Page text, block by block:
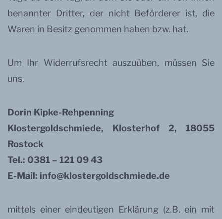
benannter Dritter, der nicht Beförderer ist, die
Waren in Besitz genommen haben bzw. hat.
Um Ihr Widerrufsrecht auszuüben, müssen Sie
uns,
Dorin Kipke-Rehpenning
Klostergoldschmiede, Klosterhof 2, 18055
Rostock
Tel.: 0381 – 121 09 43
E-Mail: info@klostergoldschmiede.de
mittels einer eindeutigen Erklärung (z.B. ein mit